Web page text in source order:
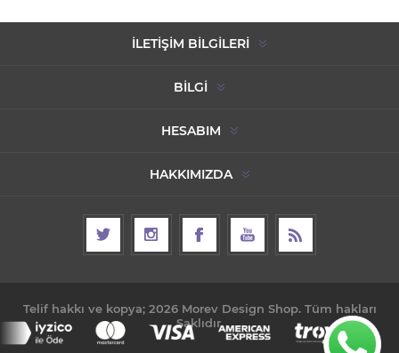
İLETIŞIM BILGILERI
BILGI
HESABIM
HAKKIMIZDA
Telif hakkı ve kopya; 2026 Morev Design Shop. Tüm hakları
Saklıdır.